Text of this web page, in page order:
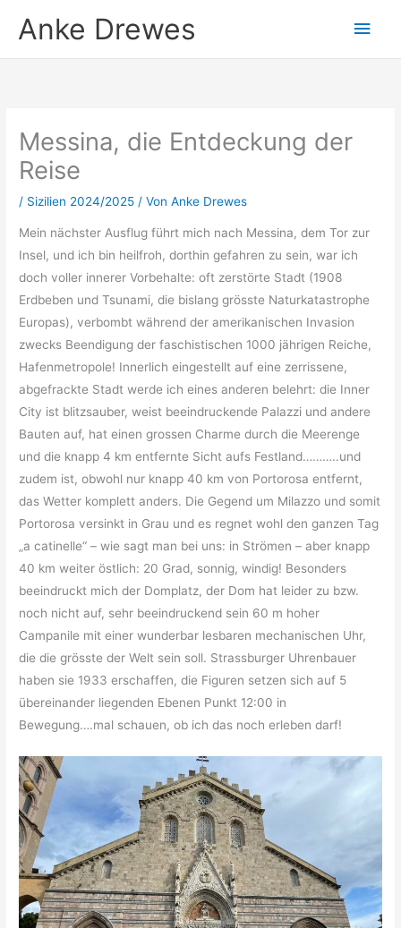
InhaltAnke Drewes
Messina, die Entdeckung der
Reise
/ Sizilien 2024/2025 / VonAnke Drewes
Mein nächster Ausflug führt mich nach Messina, dem Tor zur
Insel, und ich bin heilfroh, dorthin gefahren zu sein, war ich
doch voller innerer Vorbehalte: oft zerstörte Stadt (1908
Erdbeben und Tsunami, die bislang grösste Naturkatastrophe
Europas), verbombt während der amerikanischen Invasion
zwecks Beendigung der faschistischen 1000 jährigen Reiche,
Hafenmetropole! Innerlich eingestellt auf eine zerrissene,
abgefrackte Stadt werde ich eines anderen belehrt: die Inner
City ist blitzsauber, weist beeindruckende Palazzi und andere
Bauten auf, hat einen grossen Charme durch die Meerenge
und die knapp 4 km entfernte Sicht aufs Festland………..und
zudem ist, obwohl nur knapp 40 km von Portorosa entfernt,
das Wetter komplett anders. Die Gegend um Milazzo und somit
Portorosa versinkt in Grau und es regnet wohl den ganzen Tag
„a catinelle“ – wie sagt man bei uns: in Strömen – aber knapp
40 km weiter östlich: 20 Grad, sonnig, windig! Besonders
beeindruckt mich der Domplatz, der Dom hat leider zu bzw.
noch nicht auf, sehr beeindruckend sein 60 m hoher
Campanile mit einer wunderbar lesbaren mechanischen Uhr,
die die grösste der Welt sein soll. Strassburger Uhrenbauer
haben sie 1933 erschaffen, die Figuren setzen sich auf 5
übereinander liegenden Ebenen Punkt 12:00 in
Bewegung….mal schauen, ob ich das noch erleben darf!